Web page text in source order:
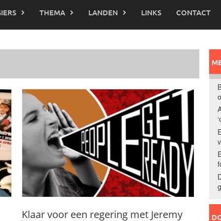
THEMA LANDEN LINKS CONTACT
Klaar voor een regering met Jeremy